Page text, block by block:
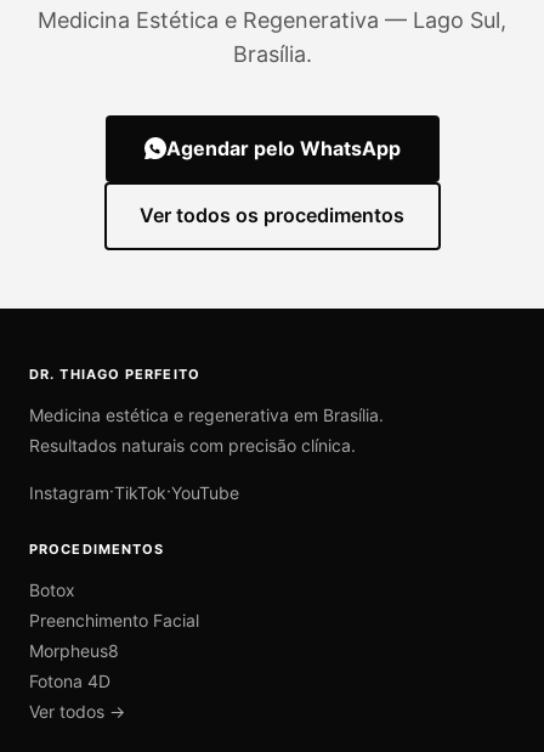
Medicina Estética e Regenerativa — Lago Sul,
Brasília.
Agendar pelo WhatsApp
Ver todos os procedimentos
DR. THIAGO PERFEITO
Medicina estética e regenerativa em Brasília.
Resultados naturais com precisão clínica.
Instagram·TikTok·YouTube
PROCEDIMENTOS
Botox
Preenchimento Facial
Morpheus8
Fotona 4D
Ver todos →